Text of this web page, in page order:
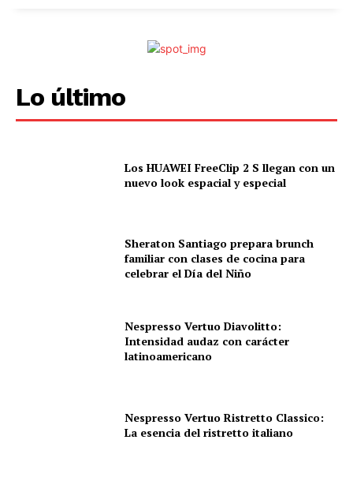
Lo último
Los HUAWEI FreeClip 2 S llegan con un
nuevo look espacial y especial
Sheraton Santiago prepara brunch
familiar con clases de cocina para
celebrar el Día del Niño
Nespresso Vertuo Diavolitto:
Intensidad audaz con carácter
latinoamericano
Nespresso Vertuo Ristretto Classico:
La esencia del ristretto italiano